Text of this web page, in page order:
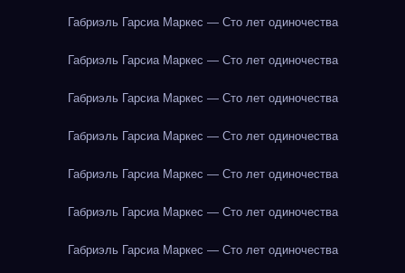
Габриэль Гарсиа Маркес — Сто лет одиночества
Габриэль Гарсиа Маркес — Сто лет одиночества
Габриэль Гарсиа Маркес — Сто лет одиночества
Габриэль Гарсиа Маркес — Сто лет одиночества
Габриэль Гарсиа Маркес — Сто лет одиночества
Габриэль Гарсиа Маркес — Сто лет одиночества
Габриэль Гарсиа Маркес — Сто лет одиночества